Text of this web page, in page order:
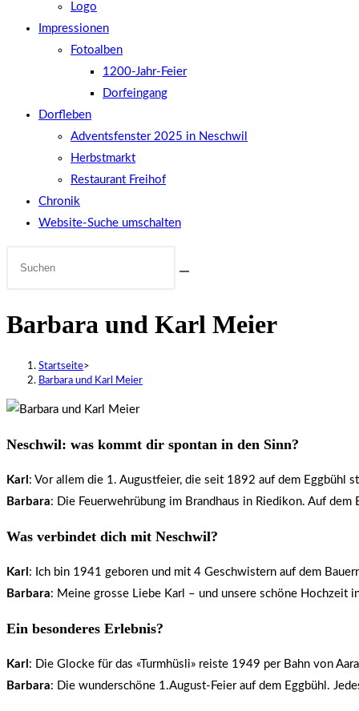
Logo
Impressionen
Fotoalben
1200-Jahr-Feier
Dorfeingang
Dorfleben
Adventsfenster 2025 in Neschwil
Herbstmarkt
Restaurant Freihof
Chronik
Website-Suche umschalten
Barbara und Karl Meier
Startseite>
Barbara und Karl Meier
Neschwil: was kommt dir spontan in den Sinn?
Karl : Vor allem die 1. Augustfeier, die seit 1892 auf dem Eggbühl
Barbara: Die Feuerwehrübung im Brandhaus in Riedikon. Auf
Was verbindet dich mit Neschwil?
Karl : Ich bin 1941 geboren und mit 4 Geschwistern auf dem
Barbara: Meine grosse Liebe Karl – und unsere schöne
Ein besonderes Erlebnis?
Karl : Die Glocke für das «Turmhüsli» reiste 1949 per Bahn von
Barbara: Die wunderschöne 1.August-Feier auf dem Eggbühl.